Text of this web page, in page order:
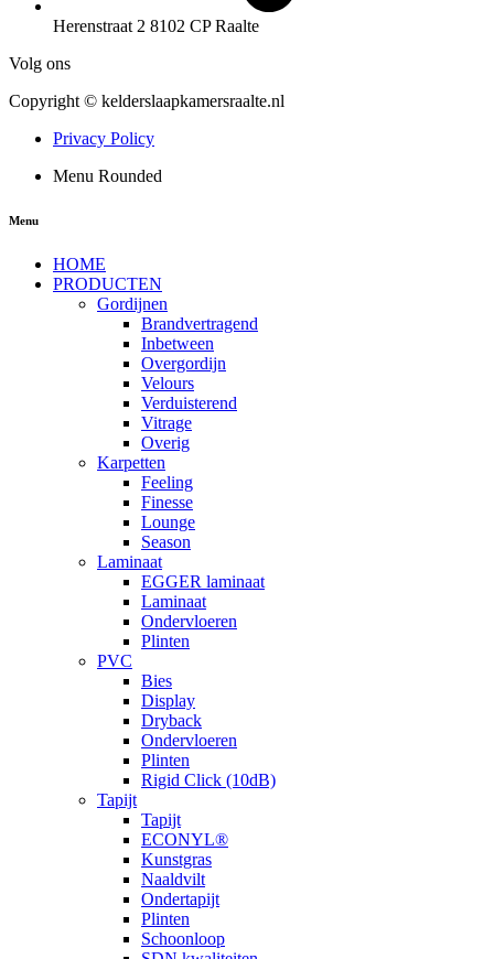
Herenstraat 2 8102 CP Raalte
Volg ons
Copyright © kelderslaapkamersraalte.nl
Privacy Policy
Menu Rounded
Menu
HOME
PRODUCTEN
Gordijnen
Brandvertragend
Inbetween
Overgordijn
Velours
Verduisterend
Vitrage
Overig
Karpetten
Feeling
Finesse
Lounge
Season
Laminaat
EGGER laminaat
Laminaat
Ondervloeren
Plinten
PVC
Bies
Display
Dryback
Ondervloeren
Plinten
Rigid Click (10dB)
Tapijt
Tapijt
ECONYL®
Kunstgras
Naaldvilt
Ondertapijt
Plinten
Schoonloop